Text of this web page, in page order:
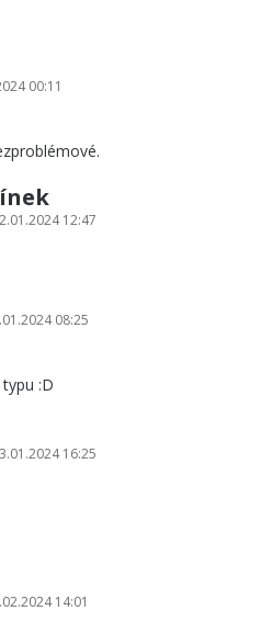
00:11
12:47
08:25
:D
16:25
14:01